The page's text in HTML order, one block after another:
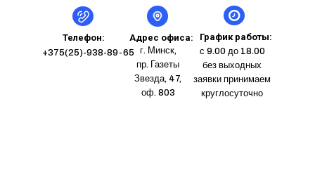
Адрес офиса:
г. Минск,
пр. Газеты
Звезда, 47,
оф. 803
Телефон: График работы:
+375(25)-938-89-65
с 9.00 до 18.00
без выходных
заявки принимаем
круглосуточно